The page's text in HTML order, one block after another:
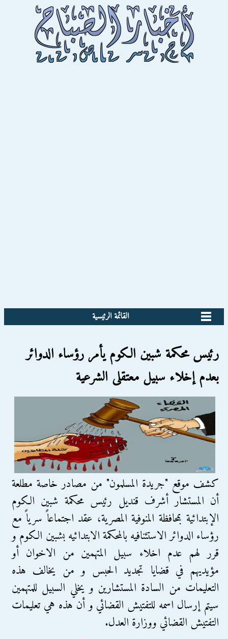
القائمة الرئيسية
رئيس محكمة شبين الكوم يأمر رؤساء الدوائر
بعدم إخلاء سبيل معتقلى الشرعية
كشف موقع "جريدة المسلمون" من مصادر خاصة مطلعة
أن المستشار أشرف قنديل رئيس محكمة شبين الكوم
الإبتدائية بمحافظة المنوفية المصرية، عقد اجتماعاً سرياً مع
رؤساء الدوائر الاستئنافيه بالمحكمة الابتدائيه بشبين الكوم و
قرر لهم عدم اخلاء سبيل المتهمين من الاخوان أو
مؤيديهم في قضايا تجديد الحبس و من يخالف هذه
التعليمات من السادة المستشارين و يخلي السبيل للمتهمين
سيتم إرسال اسمه للتفتيش القضائي و أن هذه هي تعليمات
التفتيش القضائي ووزارة العدل.